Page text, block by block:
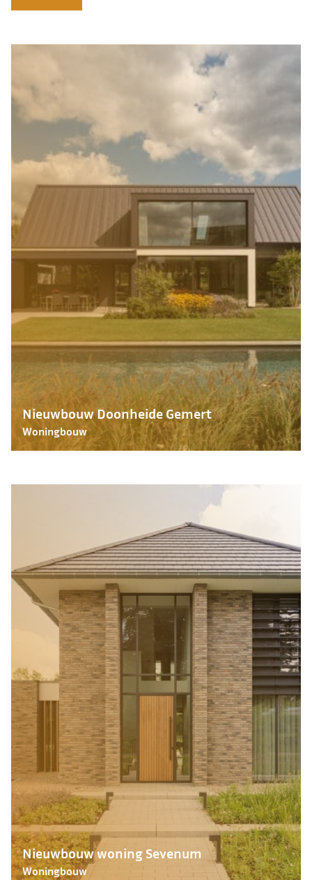
Nieuwbouw Doonheide Gemert
Woningbouw
Nieuwbouw woning Sevenum
Woningbouw